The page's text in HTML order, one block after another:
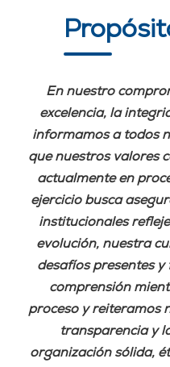
En nuestro
excelencia, la
informamos a todos
que nuestros valores
actualmente en
ejercicio busca
institucionales
evolución, nuestra
desafíos presentes
comprensión
proceso y reiteramos
transparencia y
organización sólida,